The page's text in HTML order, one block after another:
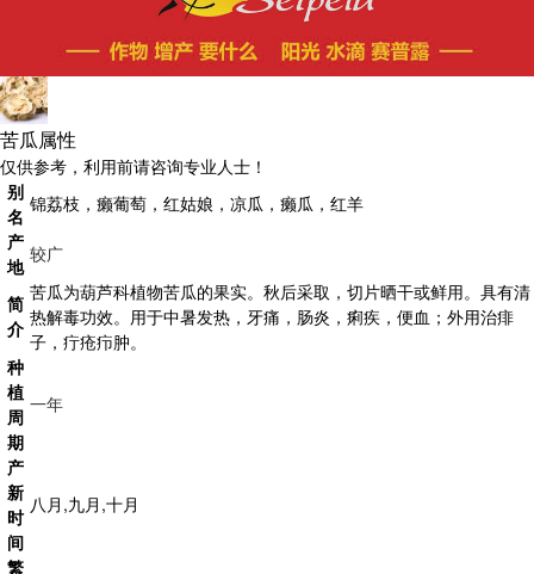
苦瓜属性
仅供参考，利用前请咨询专业人士！
别
名
锦荔枝，癞葡萄，红姑娘，凉瓜，癞瓜，红羊
产
地
较广
简
介
苦瓜为葫芦科植物苦瓜的果实。秋后采取，切片晒干或鲜用。具有清
热解毒功效。用于中暑发热，牙痛，肠炎，痢疾，便血；外用治痱
子，疔疮疖肿。
种
植
周
期
一年
产
新
时
间
八月,九月,十月
繁